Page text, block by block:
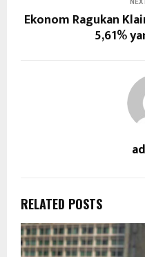
Ekonom Ragukan
5,61%
RELATED POSTS